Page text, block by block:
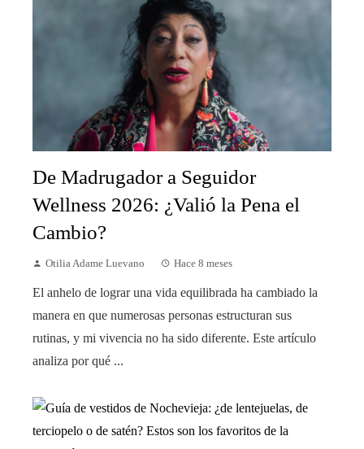
De Madrugador a Seguidor
Wellness 2026: ¿Valió la Pena el
Cambio?
Otilia Adame Luevano Hace 8 meses
El anhelo de lograr una vida equilibrada ha cambiado la
manera en que numerosas personas estructuran sus
rutinas, y mi vivencia no ha sido diferente. Este artículo
analiza por qué ...